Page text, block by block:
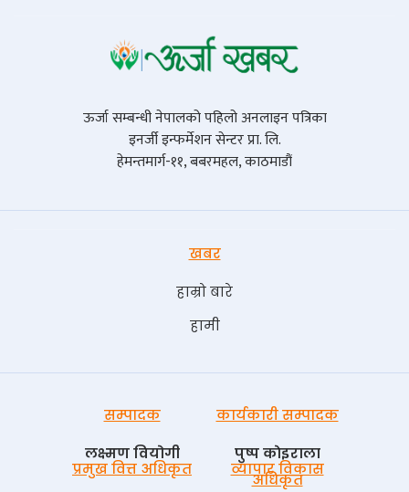
ऊर्जा सम्बन्धी नेपालको पहिलो अनलाइन पत्रिका
इनर्जी इन्फर्मेशन सेन्टर प्रा. लि.
हेमन्तमार्ग-११, बबरमहल, काठमाडौं
खबर
हाम्रो बारे
हामी
सम्पादक
लक्ष्मण वियोगी
कार्यकारी सम्पादक
पुष्प काेइराला
प्रमुख वित्त अधिकृत
व्यापार विकास
अधिकृत